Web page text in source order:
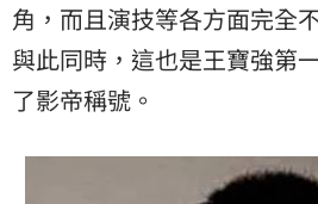
角，而且演技等各方面完全
與此同時，這也是王寶強第
了影帝稱號。